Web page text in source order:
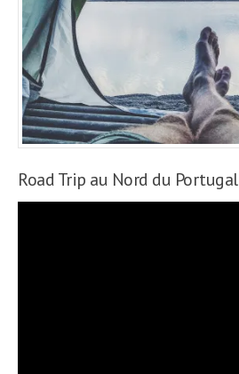
Road Trip au Nord du Portugal _